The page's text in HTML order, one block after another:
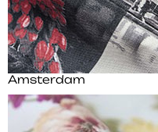
Amsterdam